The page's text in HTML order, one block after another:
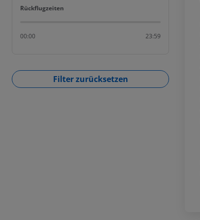
Rückflugzeiten
Rückflugzeiten
00:00 23:59
Filter zurücksetzen